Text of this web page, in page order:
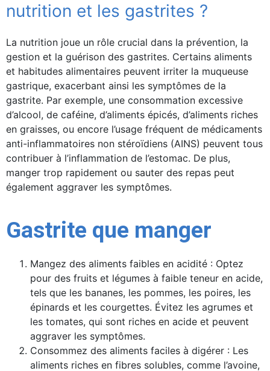
nutrition et les gastrites ?
La nutrition joue un rôle crucial dans la prévention, la
gestion et la guérison des gastrites. Certains aliments
et habitudes alimentaires peuvent irriter la muqueuse
gastrique, exacerbant ainsi les symptômes de la
gastrite. Par exemple, une consommation excessive
d’alcool, de caféine, d’aliments épicés, d’aliments riches
en graisses, ou encore l’usage fréquent de médicaments
anti-inflammatoires non stéroïdiens (AINS) peuvent tous
contribuer à l’inflammation de l’estomac. De plus,
manger trop rapidement ou sauter des repas peut
également aggraver les symptômes.
Gastrite que manger
Mangez des aliments faibles en acidité : Optez
pour des fruits et légumes à faible teneur en acide,
tels que les bananes, les pommes, les poires, les
épinards et les courgettes. Évitez les agrumes et
les tomates, qui sont riches en acide et peuvent
aggraver les symptômes.
Consommez des aliments faciles à digérer : Les
aliments riches en fibres solubles, comme l’avoine,